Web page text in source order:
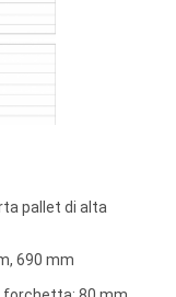
pallet di alta
690 mm